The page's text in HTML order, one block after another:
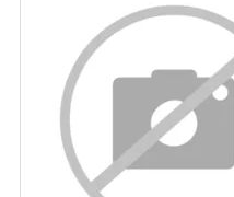
Revendedor)
x de
Cat:
COMPRAR